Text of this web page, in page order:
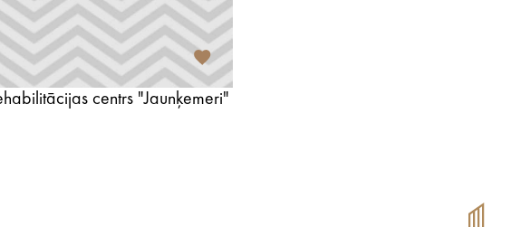
centrs "Jaunķemeri"